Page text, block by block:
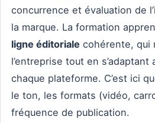
concurrence et évaluation de
la marque. La formation
ligne éditoriale cohérente, qui
l’entreprise tout en s’adaptant
chaque plateforme. C’est ici
le ton, les formats (vidéo,
fréquence de publication.